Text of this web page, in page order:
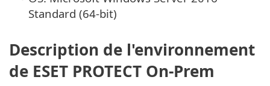
Standard (64-bit)
Description de l'environnement
de ESET PROTECT On-Prem